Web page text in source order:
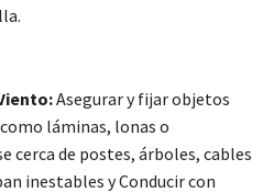
Asegurar y fijar objetos
láminas, lonas o
cerca de postes, árboles, cables
inestables y Conducir con